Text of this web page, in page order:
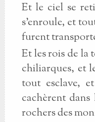
Et le ciel se
s’enroule, et
furent
Et les rois de la
chiliarques, et
tout esclave,
cachèrent dans
rochers des